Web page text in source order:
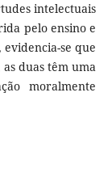
intelectuais
pelo ensino e
se que
duas têm uma
moralmente